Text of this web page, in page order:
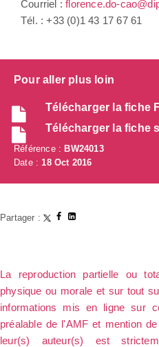
Courriel :florence.do-
Tél. : +33 (0)1 43 17 67 61
Pour aller plus loin
Télécharger la fiche
Télécharger la fiche
Référence : BW24013
Date :18 Oct 2016
Partager :
La reproduction partielle ou
physique ou morale et sur tout
informations mis en ligne sur
préalable de l'AMF et mention
leur(s) auteur(s) est